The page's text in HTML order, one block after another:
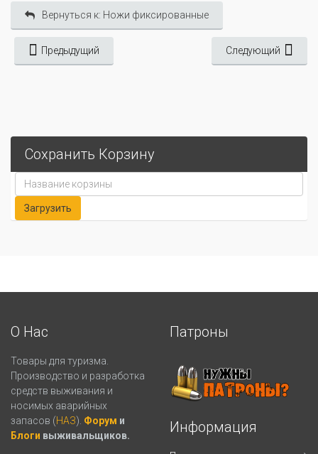
Вернуться к: Ножи фиксированные
Предыдущий Следующий
Сохранить Корзину
О Нас
Товары для туризма.
Производство и разработка
средств выживания и
носимых аварийных
запасов (НАЗ). Форум и
Блоги выживальщиков.
Патроны
Информация